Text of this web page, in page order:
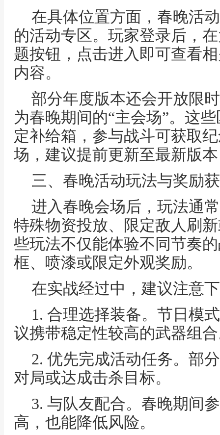
在具体位置方面，春晚活
的活动专区。玩家登录后，
题按钮，点击进入即可查看
内容。
部分年度版本还会开放限
为春晚期间的“主会场”。这
定补给箱，参与战斗可获取
场，建议提前更新至最新版
三、春晚活动玩法与奖励
进入春晚会场后，玩法通
特殊物资投放、限定敌人刷
些玩法不仅能体验不同节奏
框、喷漆或限定外观奖励。
在实战经过中，建议注意
1. 合理选择装备。节日模
议携带稳定性较高的武器组
2. 优先完成活动任务。部
对局或达成击杀目标。
3. 与队友配合。春晚期间
高，也能降低风险。